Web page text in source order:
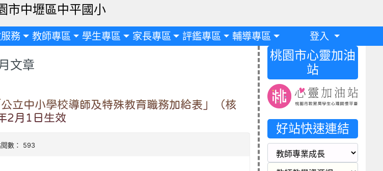
務 教師專區 學生專區 家長專區 評鑑專區 輔導專區 登入
文章
立中小學校導師及特殊教育職務加給表」（核
2月1日生效
數： 593
桃園市心靈加油
站
好站快速連結